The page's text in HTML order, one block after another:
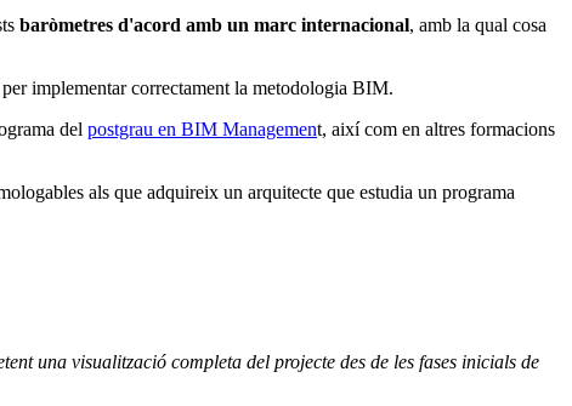
baròmetres d'acord amb un marc internacional, amb la qual cosa
implementar correctament la metodologia BIM.
del postgrau en BIM Management, així com en altres formacions
als que adquireix un arquitecte que estudia un programa
una visualització completa del projecte des de les fases inicials de